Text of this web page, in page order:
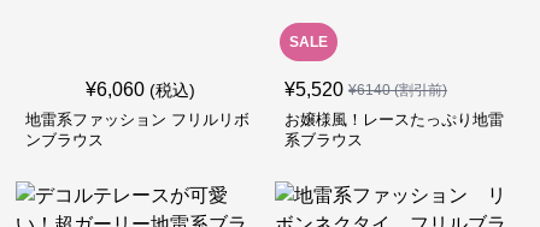
¥6,060 (税込)
地雷系ファッション フリルリボ
ンブラウス
SALE
¥5,520 ¥6140(割引前)
お嬢様風！レースたっぷり地雷
系ブラウス